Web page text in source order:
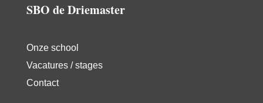
SBO de Driemaster
Onze school
Vacatures / stages
Contact